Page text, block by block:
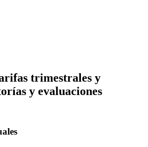
trimestrales y
y evaluaciones